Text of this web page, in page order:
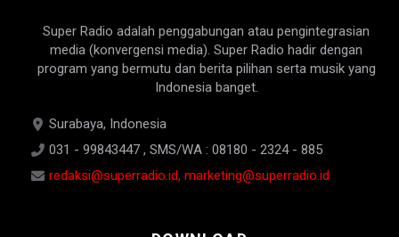
Super Radio adalah penggabungan atau pengintegrasian
media (konvergensi media). Super Radio hadir dengan
program yang bermutu dan berita pilihan serta musik yang
Indonesia banget.
Surabaya, Indonesia
031 - 99843447 , SMS/WA : 08180 - 2324 - 885
redaksi@superradio.id, marketing@superradio.id